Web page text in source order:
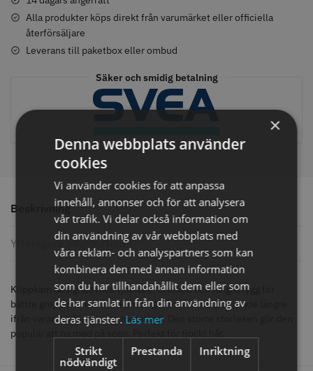
Alla produkter köps direkt från varumärket eller officiella
återförsäljare
Leverans till paketbox eller ombud
Säker och smidig betalning
Beskrivning
Ytterligare information
Klippkam designad med tjockare, bredare och längre rygg för
bättre grepp och enklare kamning. Tänderna är placerade längre
ifrån varandra för mindre motstånd. Den större storleken gör den
populär att ha med på scen. Perfekt för tjockt hår.
STORSÄLJARE
Solidcos - Klippkappa med
299.00 kr
Info Köp
STORSÄLJARE
Solidcos Wolf 27T - 5.5"
Info
STORSÄLJARE
×
Denna webbplats använder
cookies
Vi använder cookies för att anpassa
innehåll, annonser och för att analysera
vår trafik. Vi delar också information om
din användning av vår webbplats med
våra reklam- och analyspartners som kan
kombinera den med annan information
som du har tillhandahållit dem eller som
de har samlat in från din användning av
deras tjänster. Läs mer
Strikt
nödvändigt
Prestanda Inriktning